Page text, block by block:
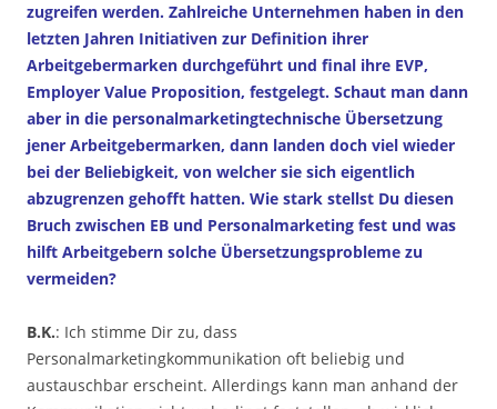
zugreifen werden. Zahlreiche Unternehmen haben in den
letzten Jahren Initiativen zur Definition ihrer
Arbeitgebermarken durchgeführt und final ihre EVP,
Employer Value Proposition, festgelegt. Schaut man dann
aber in die personalmarketingtechnische Übersetzung
jener Arbeitgebermarken, dann landen doch viel wieder
bei der Beliebigkeit, von welcher sie sich eigentlich
abzugrenzen gehofft hatten. Wie stark stellst Du diesen
Bruch zwischen EB und Personalmarketing fest und was
hilft Arbeitgebern solche Übersetzungsprobleme zu
vermeiden?
B.K.: Ich stimme Dir zu, dass
Personalmarketingkommunikation oft beliebig und
austauschbar erscheint. Allerdings kann man anhand der